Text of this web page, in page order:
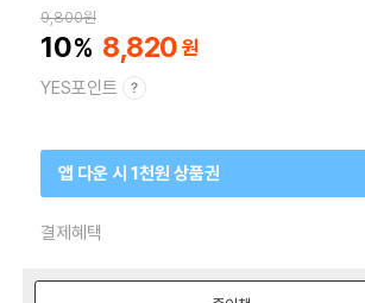
9,800원
10 8,820
YES포인트
앱 다운 시 1천원 상품권
결제혜택